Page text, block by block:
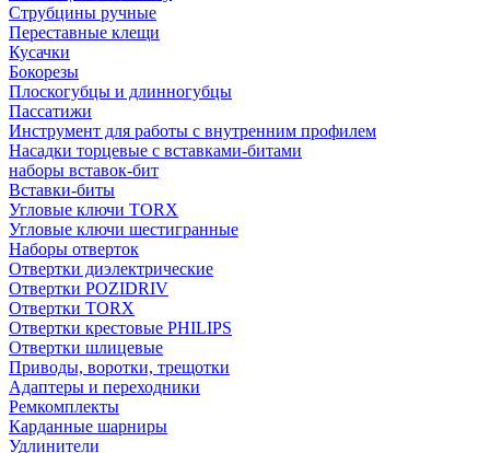
Струбцины ручные
Переставные клещи
Кусачки
Бокорезы
Плоскогубцы и длинногубцы
Пассатижи
Инструмент для работы с внутренним профилем
Насадки торцевые с вставками-битами
наборы вставок-бит
Вставки-биты
Угловые ключи TORX
Угловые ключи шестигранные
Наборы отверток
Отвертки диэлектрические
Отвертки POZIDRIV
Отвертки TORX
Отвертки крестовые PHILIPS
Отвертки шлицевые
Приводы, воротки, трещотки
Адаптеры и переходники
Ремкомплекты
Карданные шарниры
Удлинители